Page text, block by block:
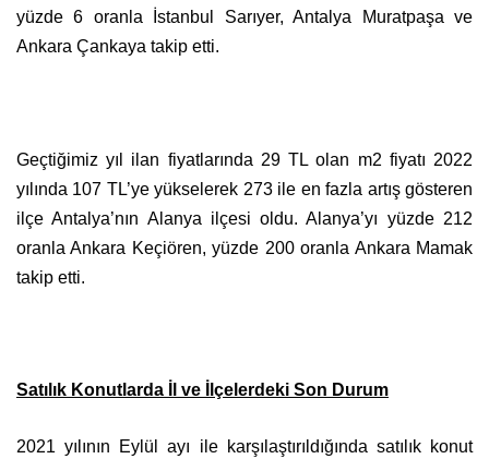
yüzde 6 oranla İstanbul Sarıyer, Antalya Muratpaşa ve
Ankara Çankaya takip etti.
Geçtiğimiz yıl ilan fiyatlarında 29 TL olan m2 fiyatı 2022
yılında 107 TL’ye yükselerek 273 ile en fazla artış gösteren
ilçe Antalya’nın Alanya ilçesi oldu. Alanya’yı yüzde 212
oranla Ankara Keçiören, yüzde 200 oranla Ankara Mamak
takip etti.
Satılık Konutlarda İl ve İlçelerdeki Son Durum
2021 yılının Eylül ayı ile karşılaştırıldığında satılık konut